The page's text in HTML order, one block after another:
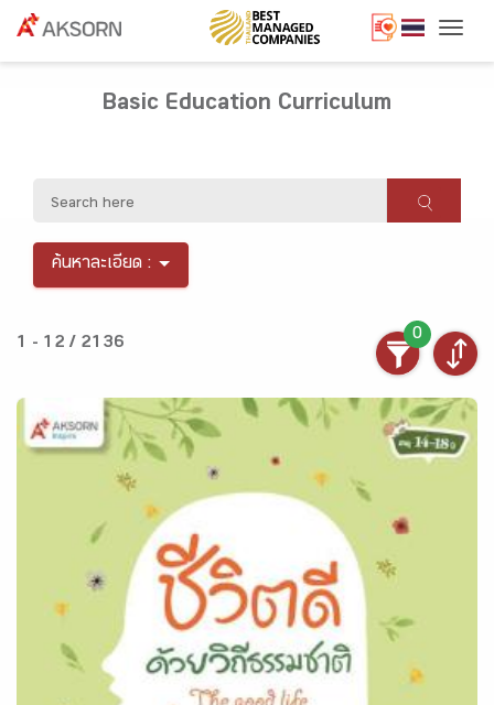
Basic Education Curriculum
ค้นหาละเอียด :
1 - 12 / 2136
0